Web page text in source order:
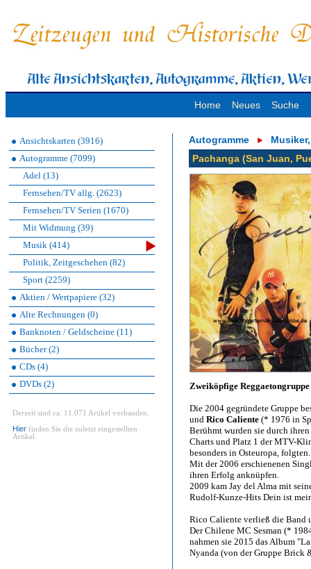
Home Neues Suche
Ansichtskarten (3916)
Autogramme (7099)
Adel (13)
Fernsehen/TV allg. (2623)
Fernsehen/TV Serien (1670)
Mit Widmung (39)
Musik (414)
Politik, Zeitgeschehen (82)
Sport (2259)
Aktien / Wertpapiere (32)
Alte Rechnungen (0)
Banknoten / Geldscheine (11)
Bücher (2)
CDs (4)
DVDs (2)
Derzeit sind ca. 11.071 Artikel vorhanden.
Hier finden Sie die zuletzt eingestellten
Artikel.
Autogramme
Pachanga (San Juan,
Zweiköpfige
Die 2004 gegründete Gruppe
und Rico Caliente (* 1976 in
Berühmt wurden sie durch
Charts und Platz 1 der MTV-
besonders in Osteuropa, folgten.
Mit der 2006 erschienenen
ihren Erfolg anknüpfen.
2009 kam Jay del Alma mit
Rudolf-Kunze-Hits Dein ist
Rico Caliente verließ die Band
Der Chilene MC Sesman (*
nahmen sie 2015 das Album
Nyanda (von der Gruppe Brick